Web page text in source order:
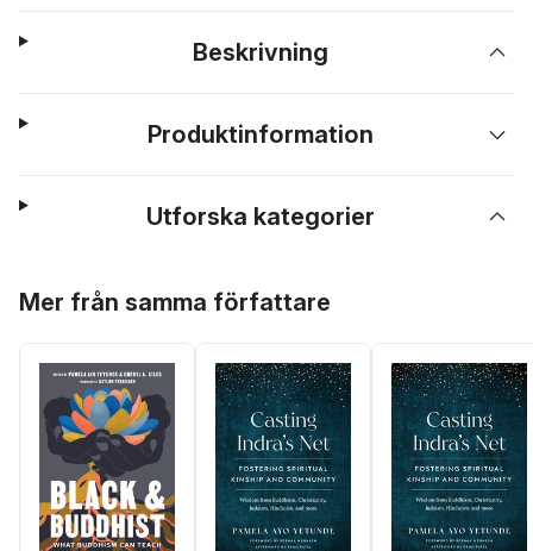
Beskrivning
Produktinformation
Utforska kategorier
Mer från samma författare